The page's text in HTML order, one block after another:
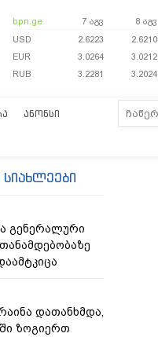
bpn.ge 7 აგვ
8 აგვ
USD
2.6223
2.6210
EUR
3.0264
3.0212
RUB
3.2281 3.2024
ᲐᲜᲝᲜᲡᲘ
გენერალური
დათანხმდა,
ზოგიერთ